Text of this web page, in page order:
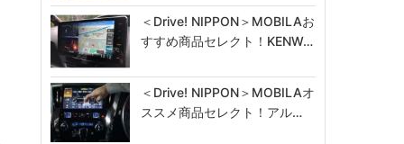
＜Drive! NIPPON＞MOBILAお
すすめ商品セレクト！KENW…
＜Drive! NIPPON＞MOBILAオ
ススメ商品セレクト！アル…